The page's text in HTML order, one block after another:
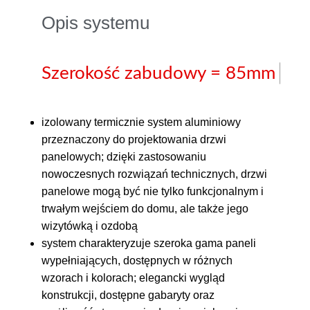
Opis systemu
Szerokość zabudowy = 85mm
izolowany termicznie system aluminiowy
przeznaczony do projektowania drzwi
panelowych; dzięki zastosowaniu
nowoczesnych rozwiązań technicznych, drzwi
panelowe mogą być nie tylko funkcjonalnym i
trwałym wejściem do domu, ale także jego
wizytówką i ozdobą
system charakteryzuje szeroka gama paneli
wypełniających, dostępnych w różnych
wzorach i kolorach; elegancki wygląd
konstrukcji, dostępne gabaryty oraz